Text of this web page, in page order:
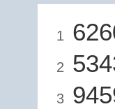
1
2
3